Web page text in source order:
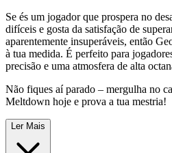
Se és um jogador que prospera no
difíceis e gosta da satisfação de
aparentemente insuperáveis, então
à tua medida. É perfeito para
precisão e uma atmosfera de alta
Não fiques aí parado – mergulha no
Meltdown hoje e prova a tua mestria!
Ler Mais